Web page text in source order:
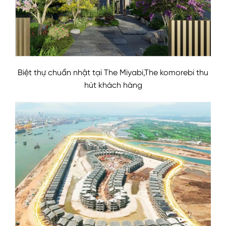
Biệt thự chuẩn nhật tại The Miyabi,The komorebi thu
hút khách hàng